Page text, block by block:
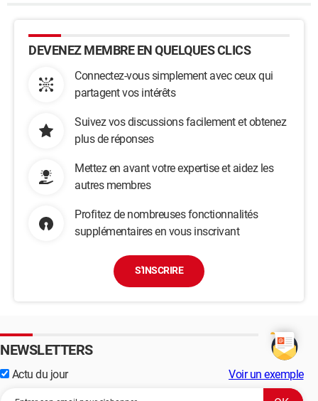
DEVENEZ MEMBRE EN QUELQUES CLICS
Connectez-vous simplement avec ceux qui
partagent vos intérêts
Suivez vos discussions facilement et obtenez
plus de réponses
Mettez en avant votre expertise et aidez les
autres membres
Profitez de nombreuses fonctionnalités
supplémentaires en vous inscrivant
S'INSCRIRE
NEWSLETTERS
Actu du jour Voir un exemple